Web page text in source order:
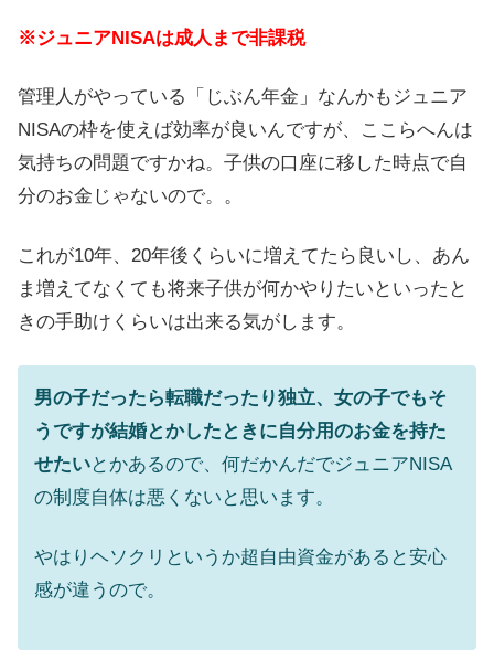
※ジュニアNISAは成人まで非課税
管理人がやっている「じぶん年金」なんかもジュニア
NISAの枠を使えば効率が良いんですが、ここらへんは
気持ちの問題ですかね。子供の口座に移した時点で自
分のお金じゃないので。。
これが10年、20年後くらいに増えてたら良いし、あん
ま増えてなくても将来子供が何かやりたいといったと
きの手助けくらいは出来る気がします。
男の子だったら転職だったり独立、女の子でもそ
うですが結婚とかしたときに自分用のお金を持た
せたいとかあるので、何だかんだでジュニアNISA
の制度自体は悪くないと思います。
やはりヘソクリというか超自由資金があると安心
感が違うので。